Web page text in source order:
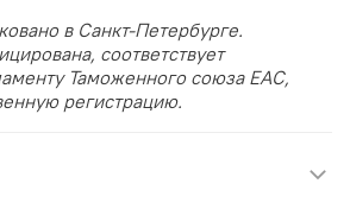
в Санкт-Петербурге.
соответствует
Таможенного союза EAC,
регистрацию.